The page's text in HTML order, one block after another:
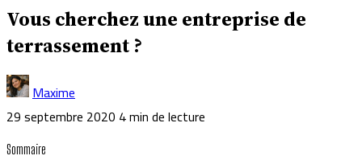
Vous cherchez une entreprise de
terrassement ?
Maxime
29 septembre 2020 4 min de lecture
Sommaire